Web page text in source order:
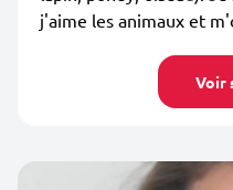
j'aime les animaux et
Voir